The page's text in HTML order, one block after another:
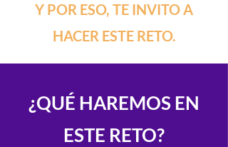
Y POR ESO, TE INVITO A
HACER ESTE RETO.
¿QUÉ HAREMOS EN
ESTE RETO?